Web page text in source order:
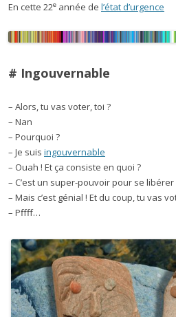
En cette 22e année de l’état d’urgence
# Ingouvernable
– Alors, tu vas voter, toi ?
– Nan
– Pourquoi ?
– Je suis ingouvernable
– Ouah ! Et ça consiste en quoi ?
– C’est un super-pouvoir pour se
– Mais c’est génial ! Et du coup, tu vas
– Pffff…